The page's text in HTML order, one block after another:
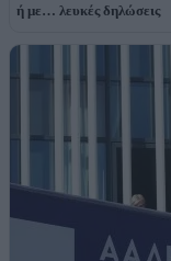
ή με… λευκές δηλώσεις